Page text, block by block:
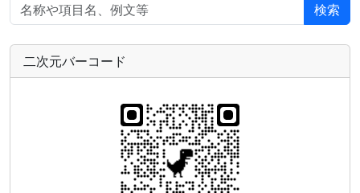
検索
二次元バーコード